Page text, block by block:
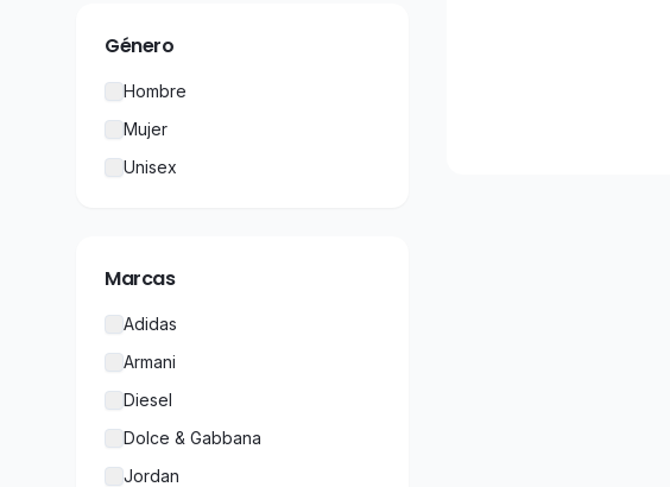
Género
Hombre
Mujer
Unisex
Marcas
Adidas
Armani
Diesel
Dolce & Gabbana
Jordan